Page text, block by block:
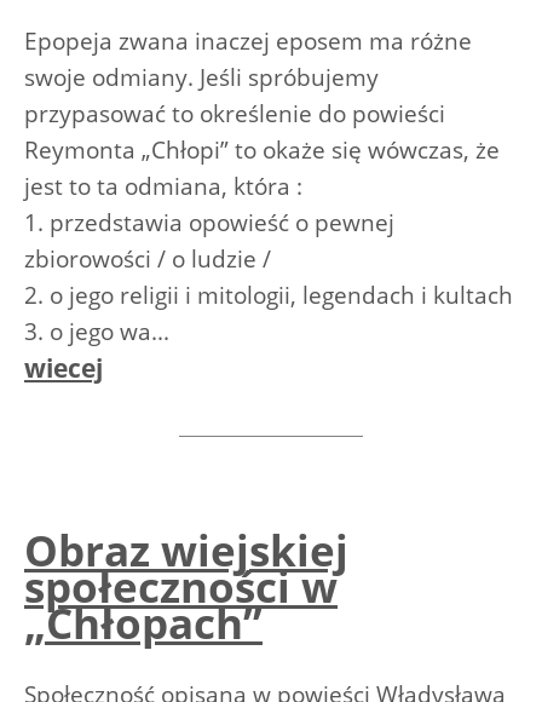
Epopeja zwana inaczej eposem ma różne
swoje odmiany. Jeśli spróbujemy
przypasować to określenie do powieści
Reymonta „Chłopi” to okaże się wówczas, że
jest to ta odmiana, która :
1. przedstawia opowieść o pewnej
zbiorowości / o ludzie /
2. o jego religii i mitologii, legendach i kultach
3. o jego wa...
wiecej
Obraz wiejskiej
społeczności w
„Chłopach”
Społeczność opisana w powieści Władysława